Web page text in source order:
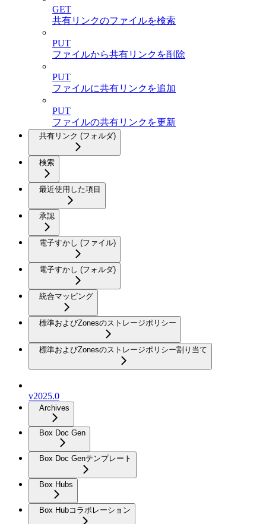
GET
共有リンクのファイルを検索
PUT
ファイルから共有リンクを削除
PUT
ファイルに共有リンクを追加
PUT
ファイルの共有リンクを更新
共有リンク (フォルダ)
検索
最近使用した項目
承認
電子すかし (ファイル)
電子すかし (フォルダ)
統合マッピング
標準およびZonesのストレージポリシー
標準およびZonesのストレージポリシー割り当て
v2025.0
Archives
Box Doc Gen
Box Doc Genテンプレート
Box Hubs
Box Hubコラボレーション